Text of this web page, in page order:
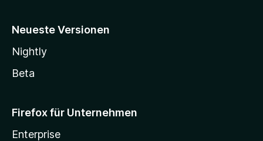
Neueste Versionen
Nightly
Beta
Firefox für Unternehmen
Enterprise